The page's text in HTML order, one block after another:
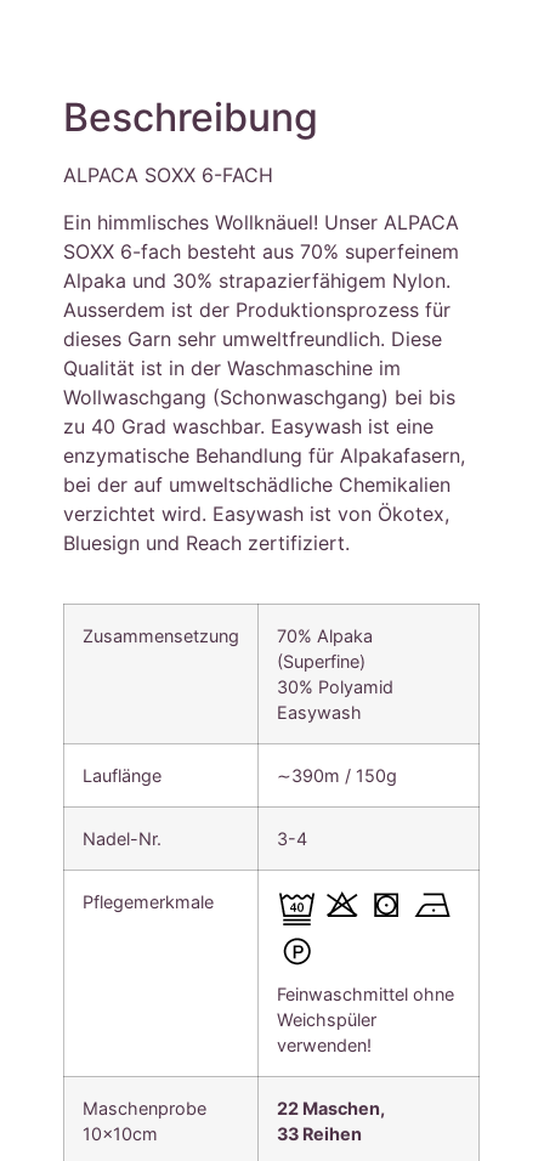
Beschreibung
ALPACA SOXX 6-FACH
Ein himmlisches Wollknäuel! Unser ALPACA
SOXX 6-fach besteht aus 70% superfeinem
Alpaka und 30% strapazierfähigem Nylon.
Ausserdem ist der Produktionsprozess für
dieses Garn sehr umweltfreundlich. Diese
Qualität ist in der Waschmaschine im
Wollwaschgang (Schonwaschgang) bei bis
zu 40 Grad waschbar. Easywash ist eine
enzymatische Behandlung für Alpakafasern,
bei der auf umweltschädliche Chemikalien
verzichtet wird. Easywash ist von Ökotex,
Bluesign und Reach zertifiziert.
Zusammensetzung
70% Alpaka
(Superfine)
30% Polyamid
Easywash
Lauflänge ∼390m / 150g
Nadel-Nr. 3-4
Pflegemerkmale
Feinwaschmittel ohne
Weichspüler
verwenden!
Maschenprobe
10x10cm
22 Maschen,
33 Reihen